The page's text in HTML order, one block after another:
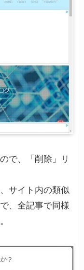
で、「削除」リ
サイト内の類似
、全記事で同様